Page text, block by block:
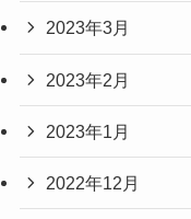
2023年3月
2023年2月
2023年1月
2022年12月